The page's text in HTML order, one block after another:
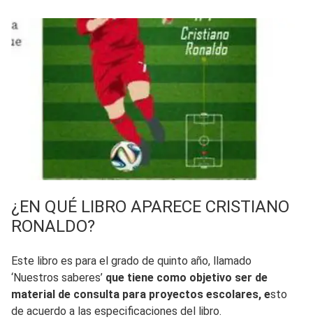
¿EN QUÉ LIBRO APARECE CRISTIANO
RONALDO?
Este libro es para el grado de quinto año, llamado
‘Nuestros saberes’ que tiene como objetivo ser de
material de consulta para proyectos escolares, esto
de acuerdo a las especificaciones del libro.